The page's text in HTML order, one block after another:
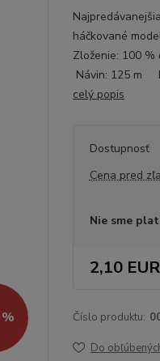
háčkované
Zloženie: 100
Návin:
celý popis
Dostupnosť
Cena pred
Nie sme
2,10 EUR
Číslo produktu:
Do